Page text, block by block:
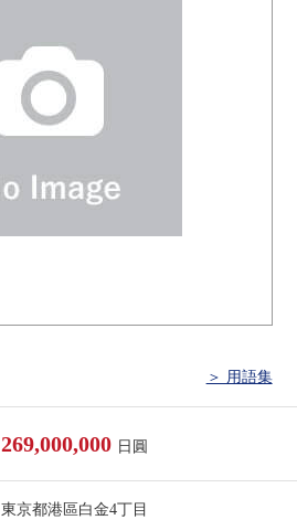
＞ 用語集
269,000,000 日圓
東京都港區白金4丁目